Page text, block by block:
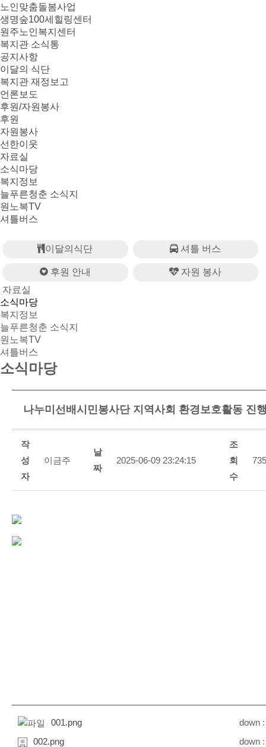
노인맞춤돌봄사업
생명숲100세힐링센터
원주노인복지센터
복지관 소식통
공지사항
이달의 식단
복지관 재정보고
언론보도
후원/자원봉사
후원
자원봉사
선한이웃
자료실
소식마당
복지정보
늘푸른청춘 소식지
원노복TV
셔틀버스
이달의식단 셔틀 버스
후원 안내
자원 봉사
자료실
소식마당
복지정보
늘푸른청춘 소식지
원노복TV
셔틀버스
소식마당
나누미선배시민봉사단 지역사회 환경보호활동 진
작
성
자
이금주
날
짜
2025-06-09 23:24:15
조
회
수
735
001.png down :
002.png
down :